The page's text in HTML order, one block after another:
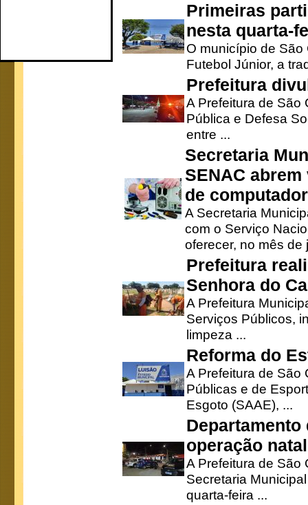
Primeiras
nesta quarta-
O município de
Futebol Júnior, a
Prefeitura
A Prefeitura de São
Pública e Defesa
entre ...
Secretaria
SENAC
de
A Secretaria
com o Serviço
oferecer, no mês de
Prefeitura
Senhora do
A Prefeitura
Serviços Públicos,
limpeza ...
Reforma do
A Prefeitura de São
Públicas e de
Esgoto (SAAE), ...
operação
A Prefeitura de São
Secretaria
quarta-feira ...